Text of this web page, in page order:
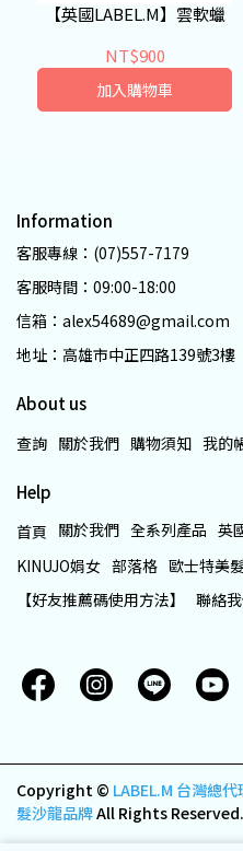
【英國LABEL.M】雲軟蠟
NT$900
加入購物車
Information
客服專線：(07)557-7179
客服時間：09:00-18:00
信箱：alex54689@gmail.com
地址：高雄市中正四路139號3樓
About us
查詢 關於我們 購物須知 我的
Help
首頁 關於我們 全系列產品 英
KINUJO娟女 部落格 歐士特美
【好友推薦碼使用方法】
聯絡
Copyright © LABEL.M 台灣總
髮沙龍品牌All Rights Reserved.